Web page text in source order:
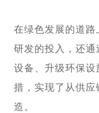
在绿色发展的道
研发的投入，还
设备、升级环保
措，实现了从供
造。